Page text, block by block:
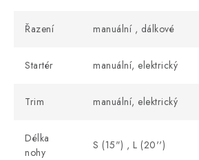
Řazení manuální , dálkové
Startér manuální, elektrický
Trim manuální, elektrický
Délka
nohy
S (15") , L (20'')